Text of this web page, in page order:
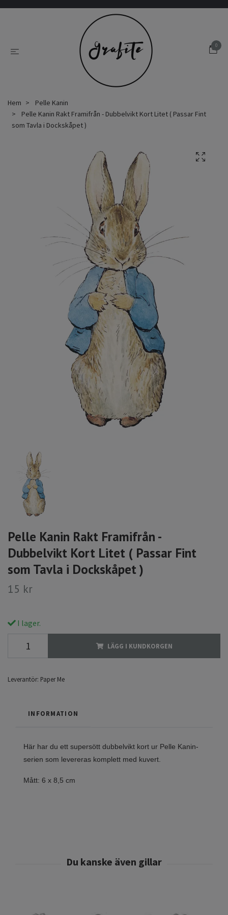
0
Hem
Pelle Kanin
Pelle Kanin Rakt Framifrån - Dubbelvikt Kort Litet ( Passar Fint
som Tavla i Dockskåpet )
Pelle Kanin Rakt Framifrån -
Dubbelvikt Kort Litet ( Passar Fint
som Tavla i Dockskåpet )
15 kr
I lager.
LÄGG I KUNDKORGEN
Leverantör: Paper Me
INFORMATION
Här har du ett supersött dubbelvikt kort ur Pelle Kanin-
serien som levereras komplett med kuvert.
Mått: 6 x 8,5 cm